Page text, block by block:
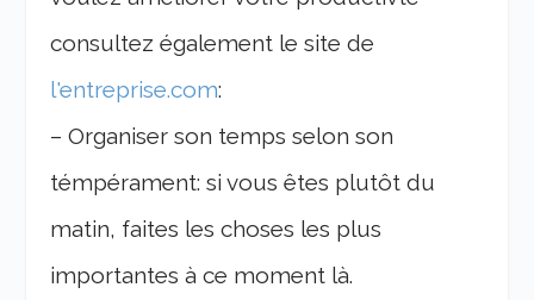
consultez également le site de
l'entreprise.com:
– Organiser son temps selon son
témpérament: si vous êtes plutôt du
matin, faites les choses les plus
importantes à ce moment là.